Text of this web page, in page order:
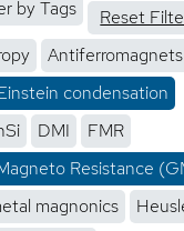
by Tags
Reset
Antiferromagnets
condensation
DMI
FMR
Resistance
magnonics